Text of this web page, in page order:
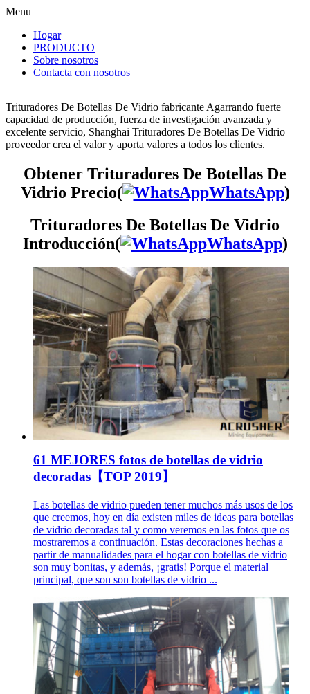
Menu
Hogar
PRODUCTO
Sobre nosotros
Contacta con nosotros
Trituradores De Botellas De Vidrio fabricante Agarrando fuerte
capacidad de producción, fuerza de investigación avanzada y
excelente servicio, Shanghai Trituradores De Botellas De Vidrio
proveedor crea el valor y aporta valores a todos los clientes.
Obtener Trituradores De Botellas De
Vidrio Precio(
WhatsApp)
Trituradores De Botellas De Vidrio
Introducción(
WhatsApp)
61 MEJORES fotos de botellas de vidrio
decoradas【TOP 2019】
Las botellas de vidrio pueden tener muchos más usos de los
que creemos, hoy en día existen miles de ideas para botellas
de vidrio decoradas tal y como veremos en las fotos que os
mostraremos a continuación. Estas decoraciones hechas a
partir de manualidades para el hogar con botellas de vidrio
son muy bonitas, y además, ¡gratis! Porque el material
principal, que son son botellas de vidrio ...